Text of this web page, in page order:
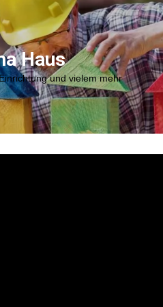
Haus
und vielem mehr